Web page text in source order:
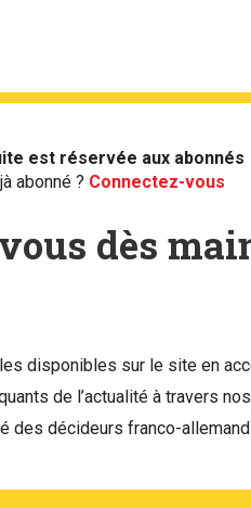
est réservée aux abonnés
abonné ? Connectez-vous
dès
disponibles sur le site en
de l’actualité à travers
des décideurs franco-